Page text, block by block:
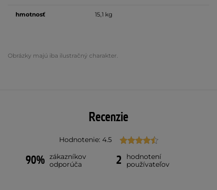
hmotnosť 15,1 kg
Obrázky majú iba ilustračný charakter.
Recenzie
Hodnotenie: 4.5
90% zákazníkov
odporúča
2
hodnotení
používateľov